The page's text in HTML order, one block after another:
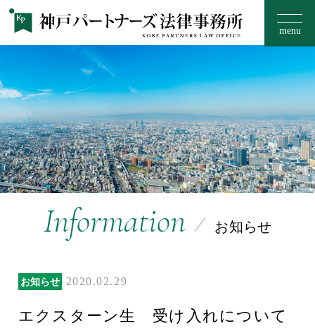
事務所のご案内
15のフィロソフィー
取扱い分野
ご相談の流れ・料金
menu
Information お知らせ
お知らせ 2020.02.29
エクスターン生 受け入れについて